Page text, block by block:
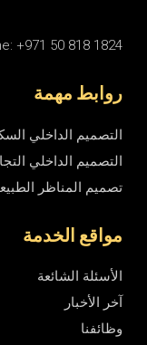
+971 50 818 1824
روابط مهمة
التصميم الداخلي
التصميم الداخلي
تصميم المناظر
مواقع الخدمة
الأسئلة الشائعة
آخر الأخبار
وظائفنا